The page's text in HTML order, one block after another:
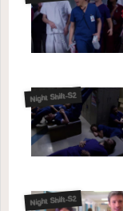
Night Shift-S2
Night Shift-S2